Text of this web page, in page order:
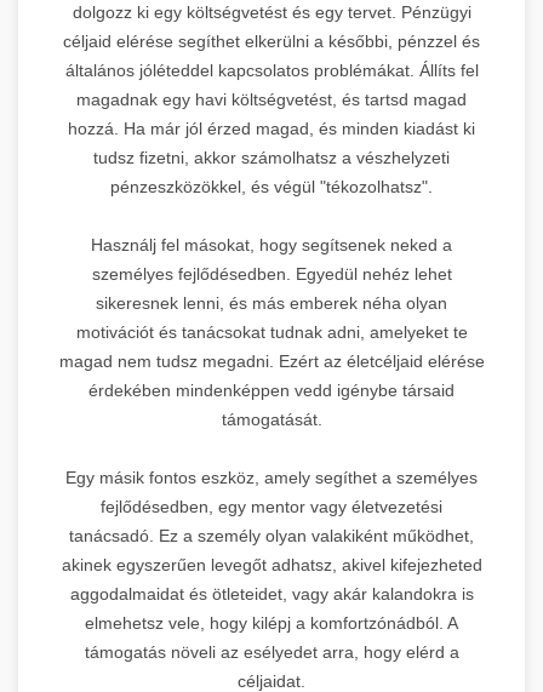
dolgozz ki egy költségvetést és egy tervet. Pénzügyi
céljaid elérése segíthet elkerülni a későbbi, pénzzel és
általános jóléteddel kapcsolatos problémákat. Állíts fel
magadnak egy havi költségvetést, és tartsd magad
hozzá. Ha már jól érzed magad, és minden kiadást ki
tudsz fizetni, akkor számolhatsz a vészhelyzeti
pénzeszközökkel, és végül "tékozolhatsz".
Használj fel másokat, hogy segítsenek neked a
személyes fejlődésedben. Egyedül nehéz lehet
sikeresnek lenni, és más emberek néha olyan
motivációt és tanácsokat tudnak adni, amelyeket te
magad nem tudsz megadni. Ezért az életcéljaid elérése
érdekében mindenképpen vedd igénybe társaid
támogatását.
Egy másik fontos eszköz, amely segíthet a személyes
fejlődésedben, egy mentor vagy életvezetési
tanácsadó. Ez a személy olyan valakiként működhet,
akinek egyszerűen levegőt adhatsz, akivel kifejezheted
aggodalmaidat és ötleteidet, vagy akár kalandokra is
elmehetsz vele, hogy kilépj a komfortzónádból. A
támogatás növeli az esélyedet arra, hogy elérd a
céljaidat.